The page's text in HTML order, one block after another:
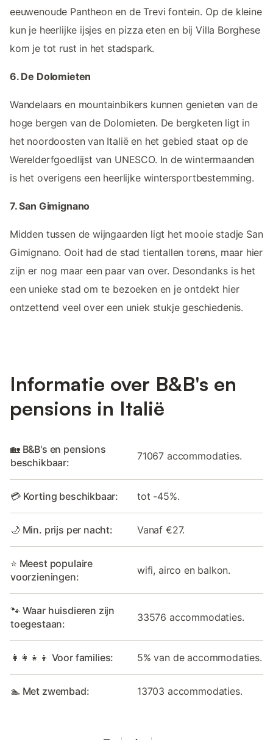
eeuwenoude Pantheon en de Trevi fontein. Op de kleine
kun je heerlijke ijsjes en pizza eten en bij Villa Borghese
kom je tot rust in het stadspark.
6. De Dolomieten
Wandelaars en mountainbikers kunnen genieten van de
hoge bergen van de Dolomieten. De bergketen ligt in
het noordoosten van Italië en het gebied staat op de
Werelderfgoedlijst van UNESCO. In de wintermaanden
is het overigens een heerlijke wintersportbestemming.
7. San Gimignano
Midden tussen de wijngaarden ligt het mooie stadje San
Gimignano. Ooit had de stad tientallen torens, maar hier
zijn er nog maar een paar van over. Desondanks is het
een unieke stad om te bezoeken en je ontdekt hier
ontzettend veel over een uniek stukje geschiedenis.
Informatie over B&B's en
pensions in Italië
🏡 B&B's en pensions
beschikbaar:
71067 accommodaties.
💳 Korting beschikbaar: tot -45%.
🌙 Min. prijs per nacht: Vanaf €27.
⭐ Meest populaire
voorzieningen:
wifi, airco en balkon.
🐾 Waar huisdieren zijn
toegestaan:
33576 accommodaties.
👩‍👩‍👧‍👦 Voor families: 5% van de accommodaties.
🏊 Met zwembad: 13703 accommodaties.